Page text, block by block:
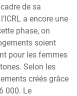
de sa
a encore une
phase, on
soient
pour les femmes
Selon les
créés grâce
000. Le